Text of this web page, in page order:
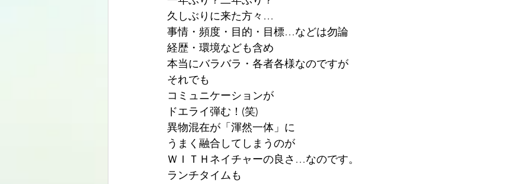
久しぶりに来た方々…
事情・頻度・目的・目標…などは勿論
経歴・環境なども含め
本当にバラバラ・各者各様なのですが
それでも
コミュニケーションが
ドエライ弾む！(笑)
異物混在が「渾然一体」に
うまく融合してしまうのが
ＷＩＴＨネイチャーの良さ…なのです。
ランチタイムも